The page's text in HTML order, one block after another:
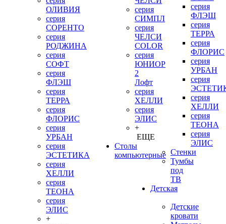
ОЛИВИЯ
серия
СОРЕНТО
серия
РОДЖИНА
серия
СОФТ
серия
ФЛЭШ
серия
ТЕРРА
серия
ФЛОРИС
серия
УРБАН
серия
ЭСТЕТИКА
серия
ХЕЛЛИ
серия
ТЕОНА
серия
ЭЛИС
+
серия
СИМПЛ
серия
ЧЕЛСИ
COLOR
серия
ЮНИОР
2
Лофт
серия
ХЕЛЛИ
серия
ЭЛИС
+
ЕЩЕ
Столы
компьютерные
серия
ФЛЭШ
серия
ТЕРРА
серия
ФЛОРИС
серия
УРБАН
серия
серия
ХЕЛЛИ
серия
ТЕОНА
серия
ЭЛИС
Стенки
Тумбы
под
ТВ
Детская
Детские
кровати